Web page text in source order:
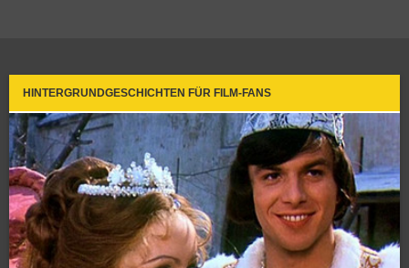
HINTERGRUNDGESCHICHTEN FÜR FILM-FANS